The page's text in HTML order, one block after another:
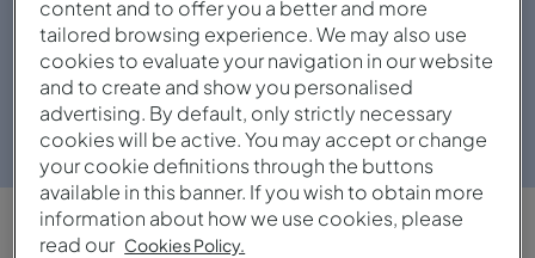
Téléphone:
(+351) 210 158 100 (appel vers le
réseau fixe international)
Téléphone:
(+33) 171 230 903 (appel vers le
réseau fixe national)
content and to offer you a better and more
tailored browsing experience. We may also use
cookies to evaluate your navigation in our website
and to create and show you personalised
advertising. By default, only strictly necessary
cookies will be active. You may accept or change
your cookie definitions through the buttons
available in this banner. If you wish to obtain more
information about how we use cookies, please
read our Cookies Policy.